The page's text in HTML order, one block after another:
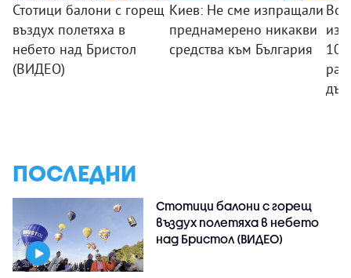
Стотици балони с горещ
въздух полетяха в
небето над Бристол
(ВИДЕО)
Киев: Не сме изпращали
преднамерено никакви
средства към България
ПОСЛЕДНИ
Стотици балони с горещ
въздух полетяха в небето
над Бристол (ВИДЕО)